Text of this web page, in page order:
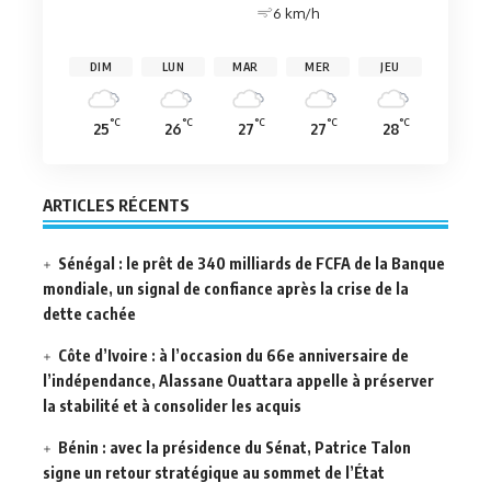
6 km/h
DIM
25°C
LUN
26°C
MAR
27°C
MER
27°C
JEU
28°C
ARTICLES RÉCENTS
Sénégal : le prêt de 340 milliards de FCFA de la Banque
mondiale, un signal de confiance après la crise de la
dette cachée
Côte d’Ivoire : à l’occasion du 66e anniversaire de
l’indépendance, Alassane Ouattara appelle à préserver
la stabilité et à consolider les acquis
Bénin : avec la présidence du Sénat, Patrice Talon
signe un retour stratégique au sommet de l’État